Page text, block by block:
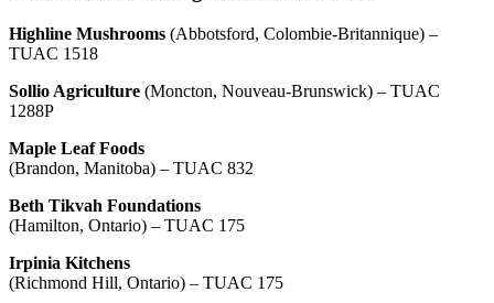
Highline Mushrooms (Abbotsford, Colombie-Britannique) –
TUAC 1518
Sollio Agriculture (Moncton, Nouveau-Brunswick) – TUAC
1288P
Maple Leaf Foods
(Brandon, Manitoba) – TUAC 832
Beth Tikvah Foundations
(Hamilton, Ontario) – TUAC 175
Irpinia Kitchens
(Richmond Hill, Ontario) – TUAC 175